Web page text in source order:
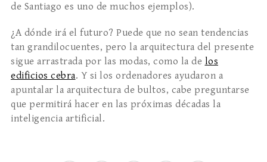
de Santiago es uno de muchos ejemplos).
¿A dónde irá el futuro? Puede que no sean tendencias
tan grandilocuentes, pero la arquitectura del presente
sigue arrastrada por las modas, como la de los
edificios cebra. Y si los ordenadores ayudaron a
apuntalar la arquitectura de bultos, cabe preguntarse
que permitirá hacer en las próximas décadas la
inteligencia artificial.